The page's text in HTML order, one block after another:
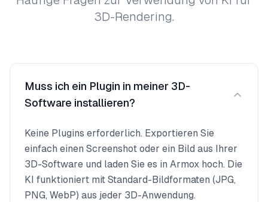
3D-Rendering.
Muss ich ein Plugin in meiner 3D-
Software installieren?
Keine Plugins erforderlich. Exportieren Sie
einfach einen Screenshot oder ein Bild aus Ihrer
3D-Software und laden Sie es in Armox hoch. Die
KI funktioniert mit Standard-Bildformaten (JPG,
PNG, WebP) aus jeder 3D-Anwendung.